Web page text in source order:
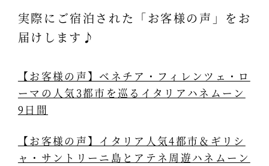
実際にご宿泊された「お客様の声」をお
届けします♪
【お客様の声】ベネチア・フィレンツェ・ロ
ーマの人気3都市を巡るイタリアハネムーン
9日間
【お客様の声】イタリア人気4都市＆ギリシ
ャ・サントリーニ島とアテネ周遊ハネムーン